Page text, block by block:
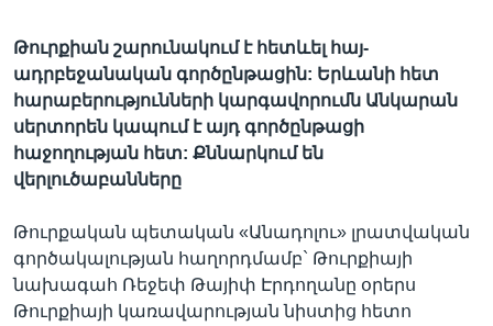
Թուրքիան շարունակում է հետևել հայ-
ադրբեջանական գործընթացին: Երևանի հետ
հարաբերությունների կարգավորումն Անկարան
սերտորեն կապում է այդ գործընթացի
հաջողության հետ: Քննարկում են
վերլուծաբանները
Թուրքական պետական «Անադոլու» լրատվական
գործակալության հաղորդմամբ` Թուրքիայի
նախագահ Ռեջեփ Թայիփ Էրդողանը օրերս
Թուրքիայի կառավարության նիստից հետո